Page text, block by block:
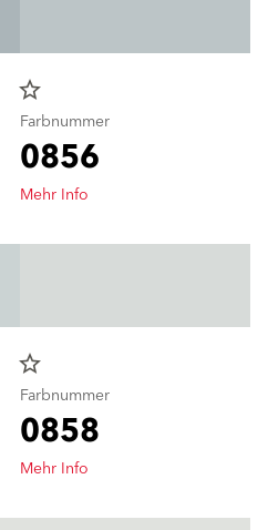
star_border
Farbnummer
0856
Mehr Info
star_border
Farbnummer
0858
Mehr Info